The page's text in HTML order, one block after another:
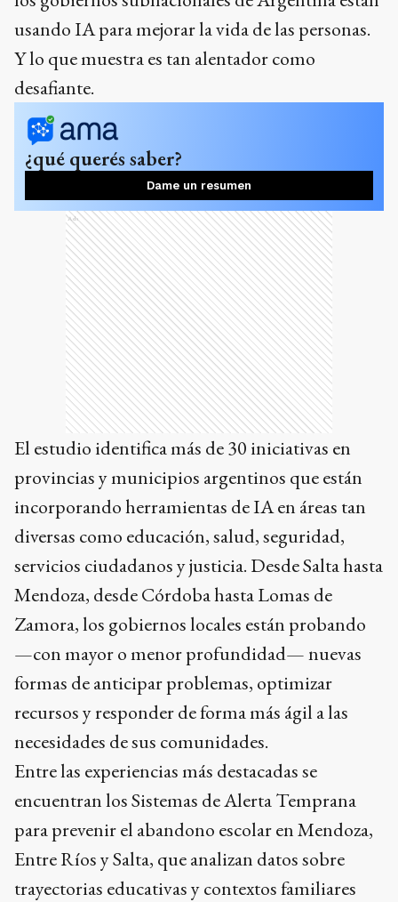
usando IA para mejorar la vida de las personas.
Y lo que muestra es tan alentador como
desafiante.
¿qué querés saber?
Dame un resumen
Ads
El estudio identifica más de 30 iniciativas en
provincias y municipios argentinos que están
incorporando herramientas de IA en áreas tan
diversas como educación, salud, seguridad,
servicios ciudadanos y justicia. Desde Salta hasta
Mendoza, desde Córdoba hasta Lomas de
Zamora, los gobiernos locales están probando
—con mayor o menor profundidad— nuevas
formas de anticipar problemas, optimizar
recursos y responder de forma más ágil a las
necesidades de sus comunidades.
Entre las experiencias más destacadas se
encuentran los Sistemas de Alerta Temprana
para prevenir el abandono escolar en Mendoza,
Entre Ríos y Salta, que analizan datos sobre
trayectorias educativas y contextos familiares